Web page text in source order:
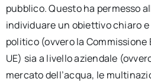
pubblico. Questo ha permesso
individuare un obiettivo chiaro
politico (ovvero la Commissione
UE) sia a livello aziendale
mercato dell’acqua, le